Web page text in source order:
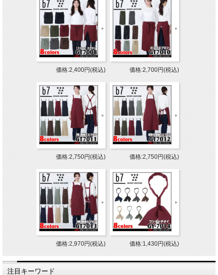
価格:2,400円(税込) 価格:2,700円(税込)
価格:2,750円(税込) 価格:2,750円(税込)
価格:2,970円(税込) 価格:1,430円(税込)
注目キーワード